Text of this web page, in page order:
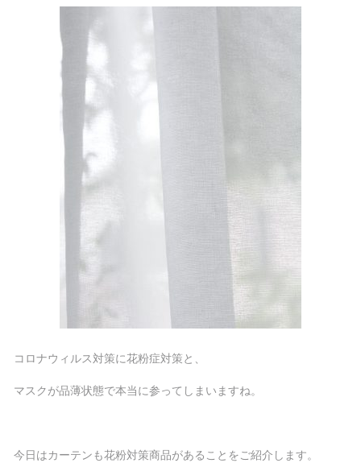
コロナウィルス対策に花粉症対策と、
マスクが品薄状態で本当に参ってしまいますね。
今日はカーテンも花粉対策商品があることをご紹介します。